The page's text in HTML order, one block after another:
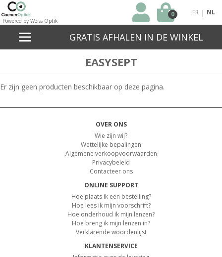
Powered by Weiss Optik
0 FR | NL
GRATIS AFHALEN IN DE WINKEL
EASYSEPT
Er zijn geen producten beschikbaar op deze pagina.
OVER ONS
Wie zijn wij?
Wettelijke bepalingen
Algemene verkoopvoorwaarden
Privacybeleid
Contacteer ons
ONLINE SUPPORT
Hoe plaats ik een bestelling?
Hoe lees ik mijn voorschrift?
Hoe onderhoud ik mijn lenzen?
Hoe breng ik mijn lenzen in?
Verklarende woordenlijst
KLANTENSERVICE